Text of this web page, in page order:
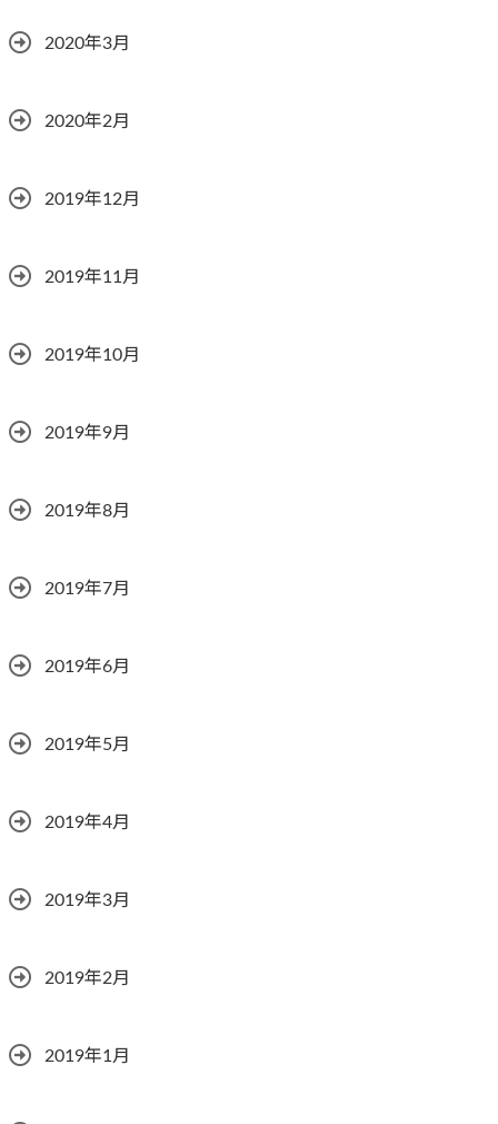
2020年3月
2020年2月
2019年12月
2019年11月
2019年10月
2019年9月
2019年8月
2019年7月
2019年6月
2019年5月
2019年4月
2019年3月
2019年2月
2019年1月